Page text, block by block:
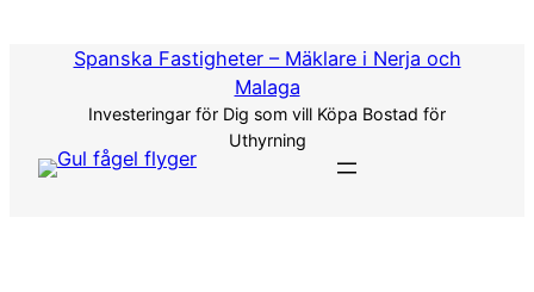
Spanska Fastigheter – Mäklare i Nerja och
Malaga
Investeringar för Dig som vill Köpa Bostad för
Uthyrning